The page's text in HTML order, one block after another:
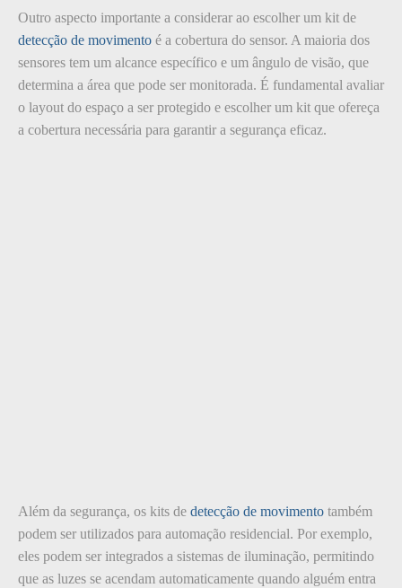
Outro aspecto importante a considerar ao escolher um kit de
detecção de movimento é a cobertura do sensor. A maioria dos
sensores tem um alcance específico e um ângulo de visão, que
determina a área que pode ser monitorada. É fundamental avaliar
o layout do espaço a ser protegido e escolher um kit que ofereça
a cobertura necessária para garantir a segurança eficaz.
Além da segurança, os kits de detecção de movimento também
podem ser utilizados para automação residencial. Por exemplo,
eles podem ser integrados a sistemas de iluminação, permitindo
que as luzes se acendam automaticamente quando alguém entra